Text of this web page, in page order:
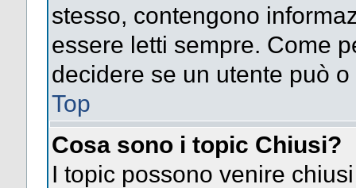
stesso, contengono
essere letti sempre. Come
decidere se un utente può
Top
Cosa sono i topic Chiusi?
I topic possono venire